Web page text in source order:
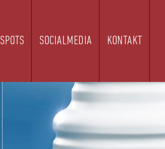
SPOTS SOCIALMEDIA KONTAKT